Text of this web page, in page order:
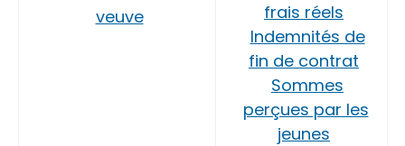
veuve
frais réels
Indemnités de
fin de contrat
Sommes
perçues par les
jeunes